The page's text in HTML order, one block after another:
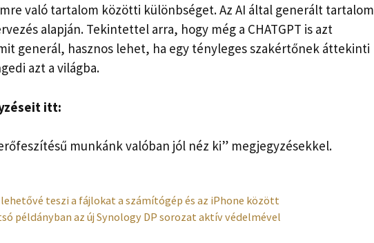
való tartalom közötti különbséget. Az AI által generált tartalom
alapján. Tekintettel arra, hogy még a CHATGPT is azt
generál, hasznos lehet, ha egy tényleges szakértőnek áttekinti
azt a világba.
itt:
munkánk valóban jól néz ki” megjegyzésekkel.
teszi a fájlokat a számítógép és az iPhone között
példányban az új Synology DP sorozat aktív védelmével